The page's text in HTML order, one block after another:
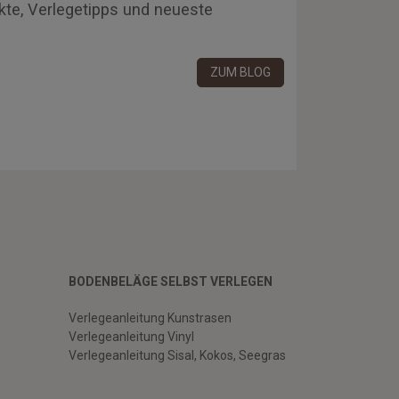
Verlegetipps und neueste
ZUM BLOG
BODENBELÄGE SELBST VERLEGEN
Verlegeanleitung Kunstrasen
Verlegeanleitung Vinyl
Verlegeanleitung Sisal, Kokos, Seegras